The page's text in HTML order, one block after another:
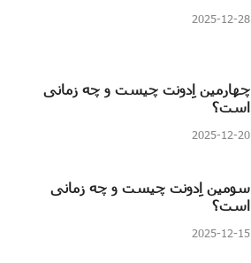
2025-12-28
چهارمین اِدونت چیست و چه زمانی
است؟
2025-12-20
سومین اِدونت چیست و چه زمانی
است؟
2025-12-15